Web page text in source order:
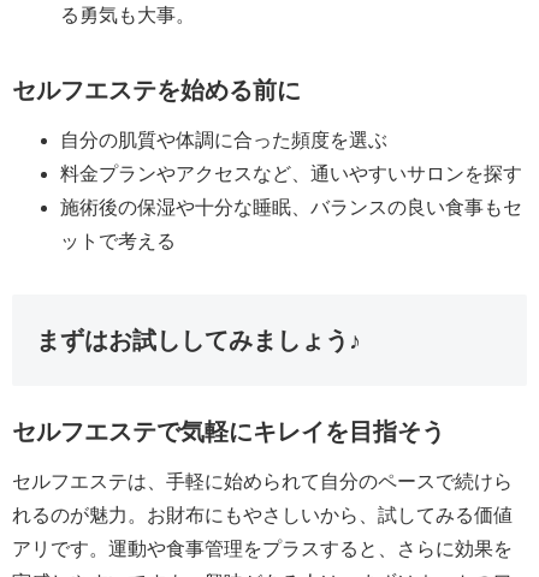
る勇気も大事。
セルフエステを始める前に
自分の肌質や体調に合った頻度を選ぶ
料金プランやアクセスなど、通いやすいサロンを探す
施術後の保湿や十分な睡眠、バランスの良い食事もセ
ットで考える
まずはお試ししてみましょう♪
セルフエステで気軽にキレイを目指そう
セルフエステは、手軽に始められて自分のペースで続けら
れるのが魅力。お財布にもやさしいから、試してみる価値
アリです。運動や食事管理をプラスすると、さらに効果を